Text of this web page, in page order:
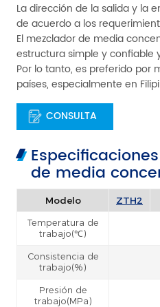
La dirección de la salida y la
de acuerdo a los
El mezclador de media
estructura simple y confiable
Por lo tanto, es preferido por
países, especialmente en
CONSULTA
de media
Modelo ZTH2
Temperatura de
trabajo(℃)
Consistencia de
trabajo(%)
Presión de
trabajo(MPa)